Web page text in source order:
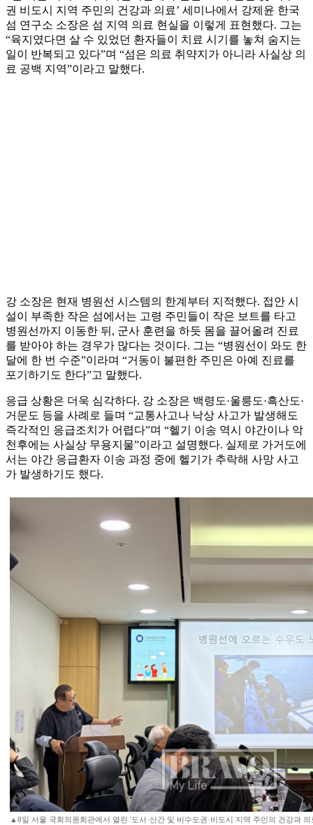
권 비도시 지역 주민의 건강과 의료’ 세미나에서 강제윤 한국
섬 연구소 소장은 섬 지역 의료 현실을 이렇게 표현했다. 그는
“육지였다면 살 수 있었던 환자들이 치료 시기를 놓쳐 숨지는
일이 반복되고 있다”며 “섬은 의료 취약지가 아니라 사실상 의
료 공백 지역”이라고 말했다.
강 소장은 현재 병원선 시스템의 한계부터 지적했다. 접안 시
설이 부족한 작은 섬에서는 고령 주민들이 작은 보트를 타고
병원선까지 이동한 뒤, 군사 훈련을 하듯 몸을 끌어올려 진료
를 받아야 하는 경우가 많다는 것이다. 그는 “병원선이 와도 한
달에 한 번 수준”이라며 “거동이 불편한 주민은 아예 진료를
포기하기도 한다”고 말했다.
응급 상황은 더욱 심각하다. 강 소장은 백령도·울릉도·흑산도·
거문도 등을 사례로 들며 “교통사고나 낙상 사고가 발생해도
즉각적인 응급조치가 어렵다”며 “헬기 이송 역시 야간이나 악
천후에는 사실상 무용지물”이라고 설명했다. 실제로 가거도에
서는 야간 응급환자 이송 과정 중에 헬기가 추락해 사망 사고
가 발생하기도 했다.
▲8일 서울 국회의원회관에서 열린 '도서·산간 및 비수도권·비도시 지역 주민의 건강과